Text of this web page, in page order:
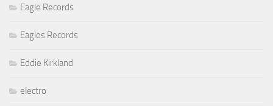
Eagle Records
Eagles Records
Eddie Kirkland
electro